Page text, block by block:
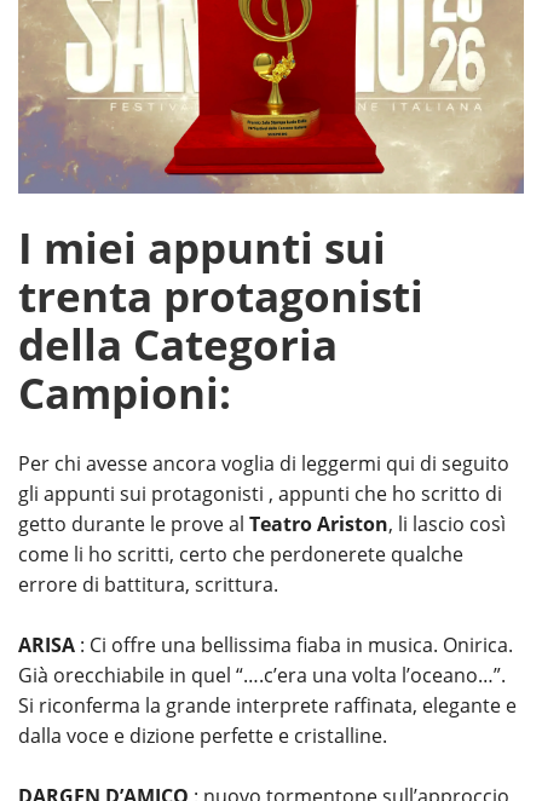
I miei appunti sui
trenta protagonisti
della Categoria
Campioni:
Per chi avesse ancora voglia di leggermi qui di seguito
gli appunti sui protagonisti , appunti che ho scritto di
getto durante le prove al Teatro Ariston, li lascio così
come li ho scritti, certo che perdonerete qualche
errore di battitura, scrittura.
ARISA : Ci offre una bellissima fiaba in musica. Onirica.
Già orecchiabile in quel “….c’era una volta l’oceano…”.
Si riconferma la grande interprete raffinata, elegante e
dalla voce e dizione perfette e cristalline.